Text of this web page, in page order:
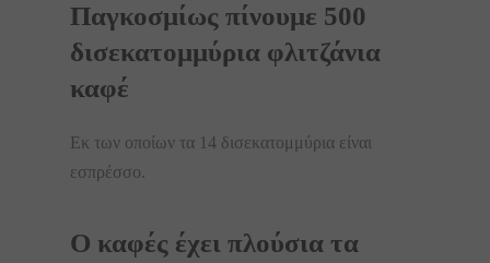
Παγκοσμίως πίνουμε 500
δισεκατομμύρια φλιτζάνια
καφέ
Εκ των οποίων τα 14 δισεκατομμύρια είναι
εσπρέσσο.
Ο καφές έχει πλούσια τα